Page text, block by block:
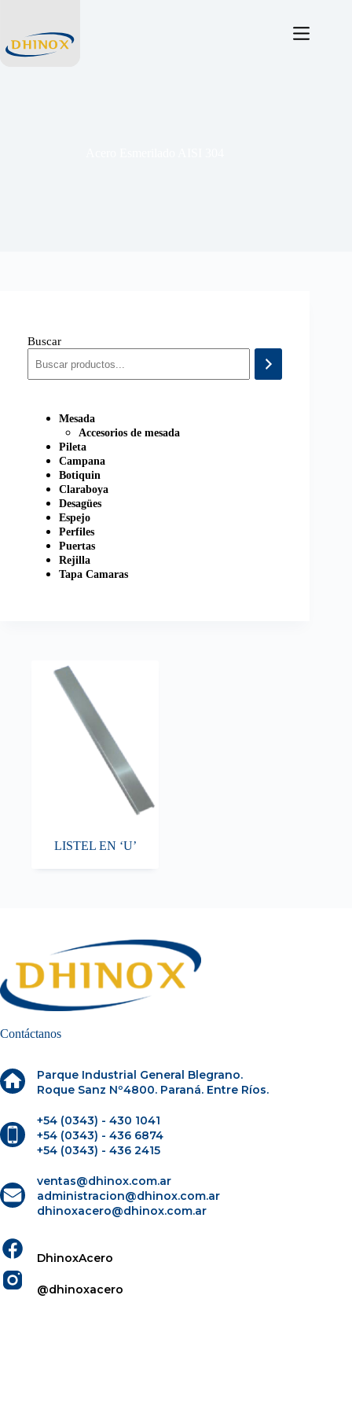
LISTEL EN ‘U’
Buscar
Mesada
Accesorios de mesada
Pileta
Campana
Botiquin
Claraboya
Desagües
Espejo
Perfiles
Puertas
Rejilla
Tapa Camaras
Contáctanos
Parque Industrial General Blegrano.
Roque Sanz Nº4800. Paraná. Entre Ríos.
+54 (0343) - 430 1041
+54 (0343) - 436 6874
+54 (0343) - 436 2415
ventas@dhinox.com.ar
administracion@dhinox.com.ar
dhinoxacero@dhinox.com.ar
DhinoxAcero
@dhinoxacero